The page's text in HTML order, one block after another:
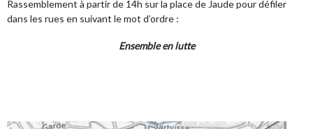
Rassemblement à partir de 14h sur la place de Jaude pour défiler
dans les rues en suivant le mot d’ordre :
Ensemble en lutte